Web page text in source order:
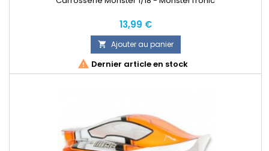
Prix
13,99 €
 Ajouter au panier
 Dernier article en stock